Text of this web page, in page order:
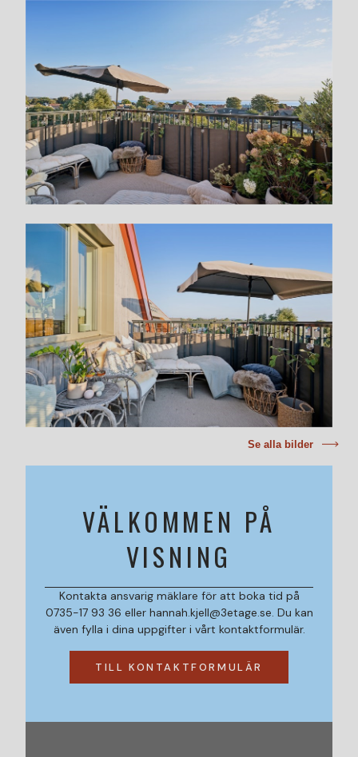
Se alla bilder
VÄLKOMMEN PÅ
VISNING
Kontakta ansvarig mäklare för att boka tid på
0735-17 93 36 eller hannah.kjell@3etage.se. Du kan
även fylla i dina uppgifter i vårt kontaktformulär.
TILL KONTAKTFORMULÄR